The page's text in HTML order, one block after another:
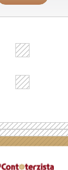
sul